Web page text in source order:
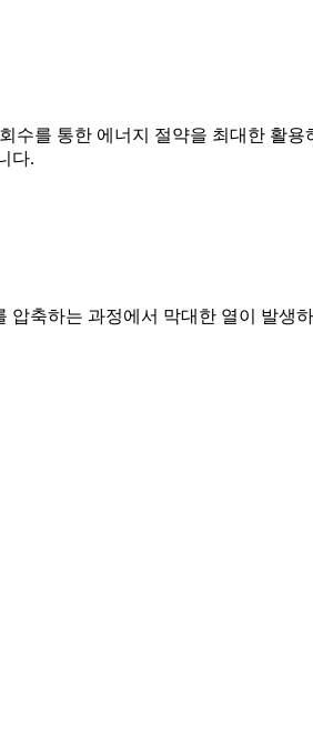
를 통한 에너지 절약을 최대한 활
다.
축하는 과정에서 막대한 열이 발생